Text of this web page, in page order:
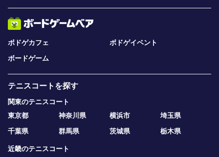
ボドゲカフェ
ボドゲイベント
ボードゲーム
テニスコートを探す
関東のテニスコート
東京都
神奈川県 横浜市
埼玉県
千葉県
群馬県 茨城県 栃木県
近畿のテニスコート